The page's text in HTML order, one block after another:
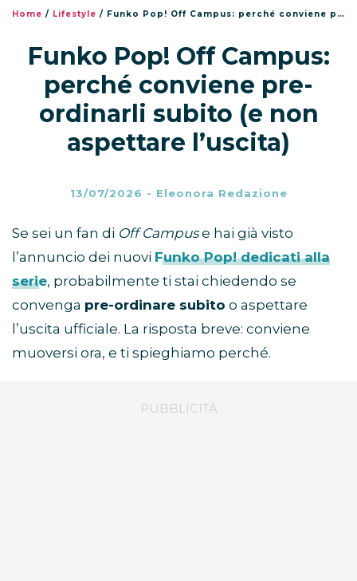
Home / Lifestyle / Funko Pop! Off Campus: perché conviene pre-ordinarli subito (e non aspettare l’uscita)
Funko Pop! Off Campus:
perché conviene pre-
ordinarli subito (e non
aspettare l’uscita)
13/07/2026 - Eleonora Redazione
Se sei un fan di Off Campuse hai già visto
l’annuncio dei nuovi Funko Pop!dedicati alla
serie, probabilmente ti stai chiedendo se
convenga pre-ordinare subito o aspettare
l’uscita ufficiale. La risposta breve: conviene
muoversi ora, e ti spieghiamo perché.